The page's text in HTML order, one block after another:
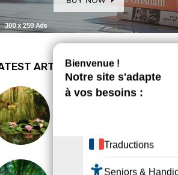
ARTICLES